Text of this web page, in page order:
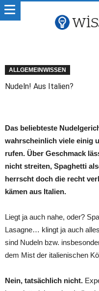
ALLGEMEINWISSEN
Nudeln! Aus Italien?
Das beliebteste
wahrscheinlich viele einig
rufen. Über Geschmack
nicht streiten, Spaghetti
herrscht doch die recht
kämen aus Italien.
Liegt ja auch nahe, oder?
Lasagne… klingt ja auch
sind Nudeln bzw.
dem Mist der italienischen
Nein, tatsächlich nicht.